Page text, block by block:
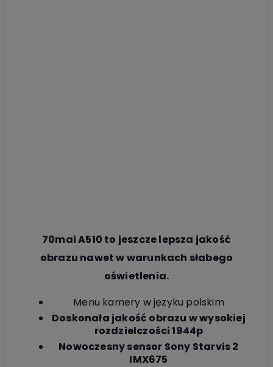
70mai A510 to jeszcze lepsza jakość
obrazu nawet w warunkach słabego
oświetlenia.
Menu kamery w języku polskim
Doskonała jakość obrazu w wysokiej
rozdzielczości 1944p
Nowoczesny sensor Sony Starvis 2
IMX675